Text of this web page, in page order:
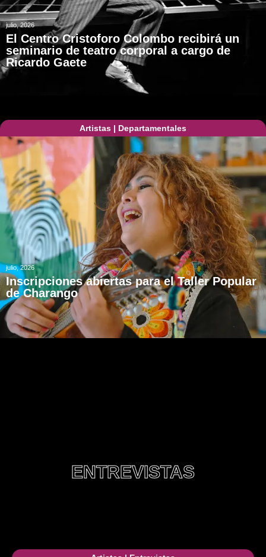
julio, 2026
El Centro Cristoforo Colombo recibirá un
seminario de teatro corporal a cargo de
Ricardo Gaete
Artistas | Departamentales
julio, 2026
Inscripciones abiertas para el Taller Popular
de Charango
ENTREVISTAS